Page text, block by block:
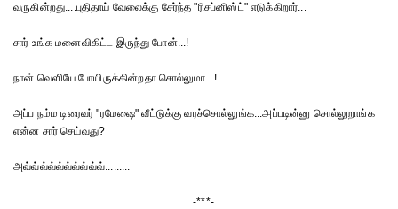
வருகின்றது....புதிதாய் வேலைக்கு சேர்ந்த "ரிசப்னிஸ்ட்" எடுக்கிறார்...
சார் உங்க மனைவிகிட்ட இருந்து போன்...!
நான் வெளியே போயிருக்கின்றதா சொல்லுமா...!
அப்ப நம்ம டிரைவர் "ரமேஷை" வீட்டுக்கு வரச்சொல்லுங்க...அப்படின்னு சொல்லுறாங்க
என்ன சார் செய்வது?
அவ்வ்வ்வ்வ்வ்வ்வ்வ்வ்.........
-***-